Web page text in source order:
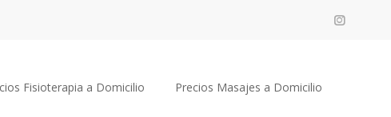
Fisioterapia a Domicilio Precios Masajes a Domicilio